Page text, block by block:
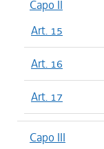
Capo II
Art. 15
Art. 16
Art. 17
Capo III